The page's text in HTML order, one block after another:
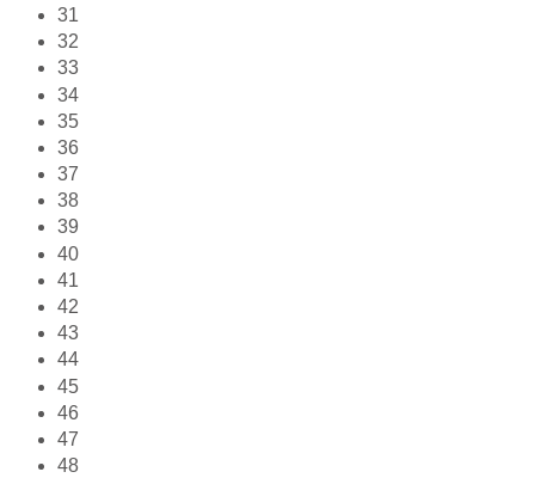
31
32
33
34
35
36
37
38
39
40
41
42
43
44
45
46
47
48